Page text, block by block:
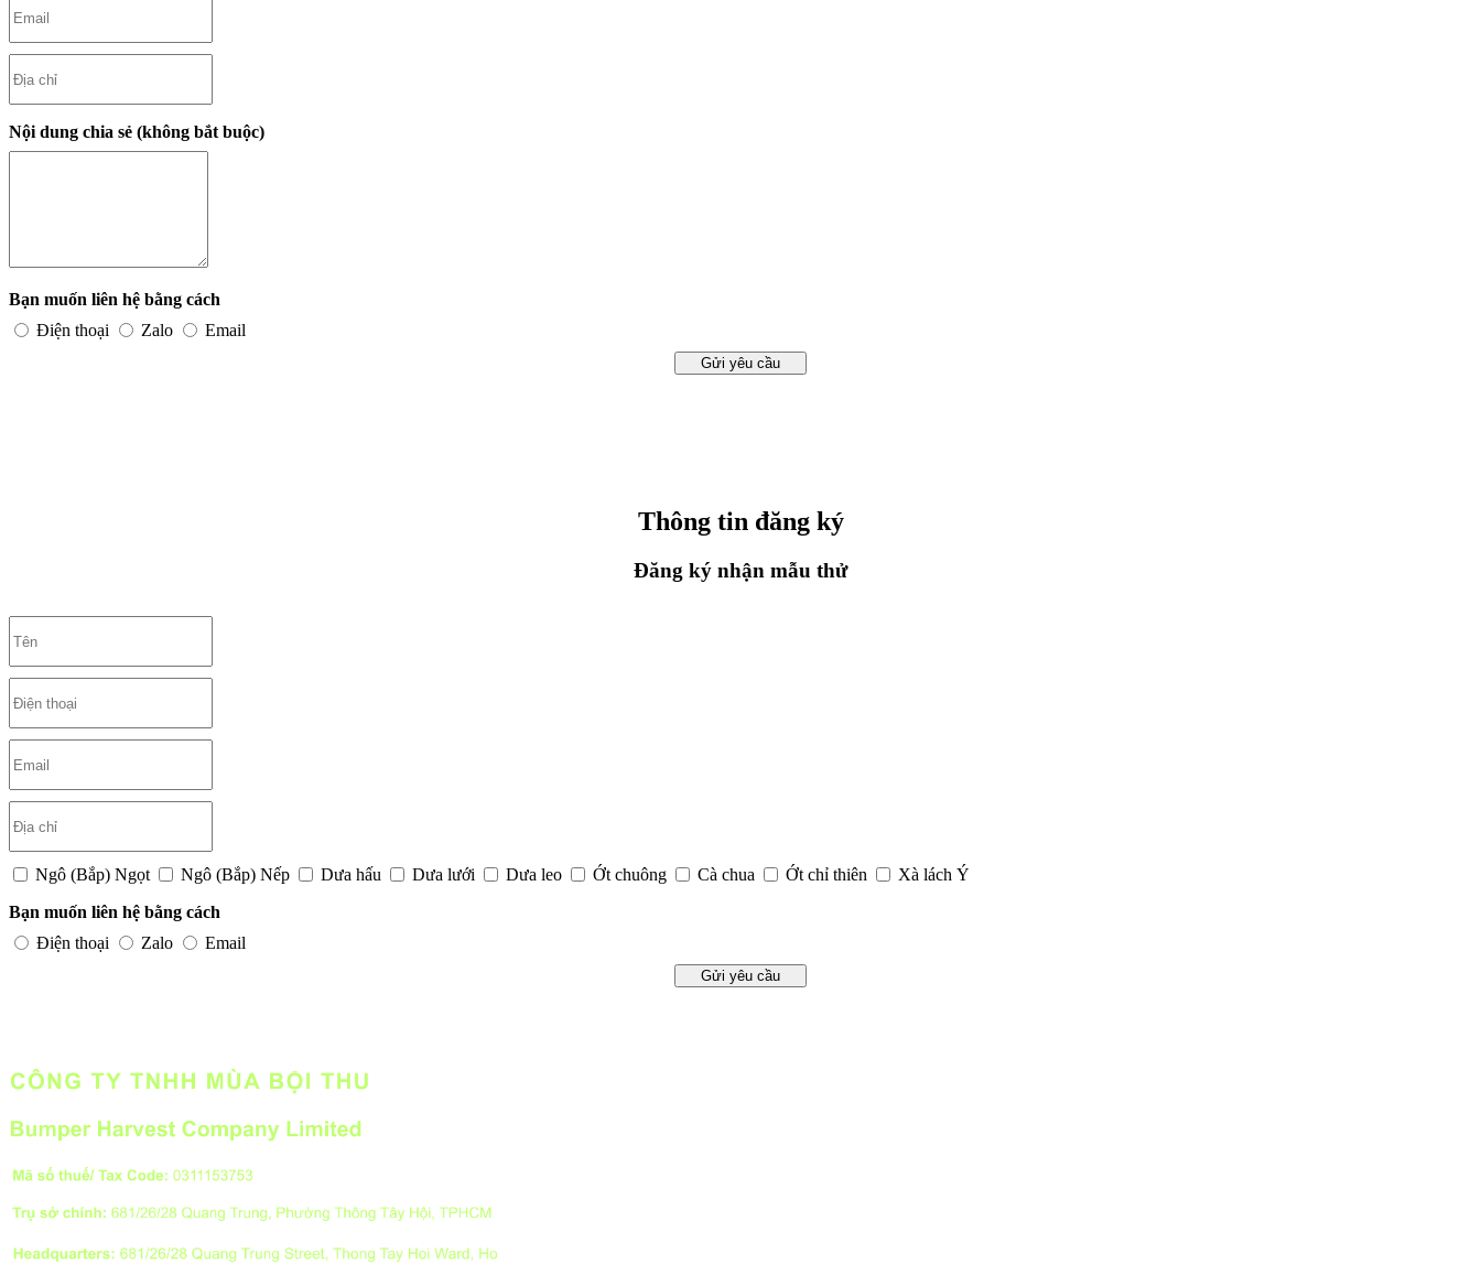
Nội dung chia sẻ (không bắt buộc)
Bạn muốn liên hệ bằng cách
Điện thoại
Zalo Email
Gửi yêu cầu
Thông tin đăng ký
Đăng ký nhận mẫu thử
Ngô (Bắp) Ngọt Ngô (Bắp) Nếp Dưa hấu Dưa lưới Dưa leo Ớt chuông Cà chua Ớt chỉ thiên
Xà lách Ý
Bạn muốn liên hệ bằng cách
Điện thoại
Zalo Email
Gửi yêu cầu